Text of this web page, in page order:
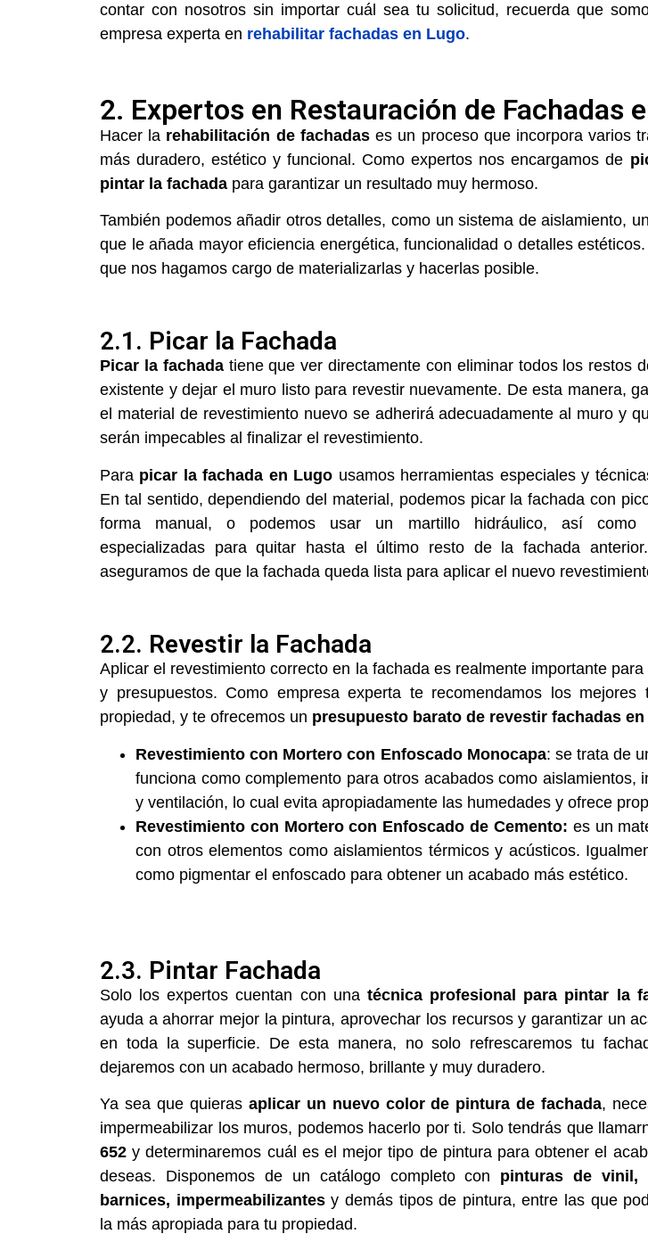
contar con nosotros sin importar cuál sea tu solicitud, recuerda que
empresa experta en rehabilitar fachadas en Lugo.
2. Expertos en Restauración de Fachadas
Hacer la rehabilitación de fachadases un proceso que incorpora varios
más duradero, estético y funcional. Como expertos nos encargamos de
pintar la fachada para garantizar un resultado muy hermoso.
También podemos añadir otros detalles, como un sistema de aislamiento,
que le añada mayor eficiencia energética, funcionalidad o detalles
que nos hagamos cargo de materializarlas y hacerlas posible.
2.1. Picar la Fachada
Picar la fachadatiene que ver directamente con eliminar todos los restos
existente y dejar el muro listo para revestir nuevamente. De esta manera,
el material de revestimiento nuevo se adherirá adecuadamente al muro y
serán impecables al finalizar el revestimiento.
Para picar la fachada en Lugo usamos herramientas especiales y
En tal sentido, dependiendo del material, podemos picar la fachada con
forma manual, o podemos usar un martillo hidráulico, así como
especializadas para quitar hasta el último resto de la fachada
aseguramos de que la fachada queda lista para aplicar el nuevo
2.2. Revestir la Fachada
Aplicar el revestimiento correcto en la fachada es realmente importante
y presupuestos. Como empresa experta te recomendamos los
propiedad, y te ofrecemos un presupuesto barato de revestir fachadas
Revestimiento con Mortero con Enfoscado Monocapa: se trata de
funciona como complemento para otros acabados como
y ventilación, lo cual evita apropiadamente las humedades y ofrece
Revestimiento con Mortero con Enfoscado de Cemento: es un
con otros elementos como aislamientos térmicos y acústicos.
como pigmentar el enfoscado para obtener un acabado más estético.
2.3. Pintar Fachada
Solo los expertos cuentan con unatécnica profesional para pintar la
ayuda a ahorrar mejor la pintura, aprovechar los recursos y garantizar un
en toda la superficie. De esta manera, no solo refrescaremos tu
dejaremos con un acabado hermoso, brillante y muy duradero.
Ya sea que quierasaplicar un nuevo color de pintura de fachada,
impermeabilizar los muros, podemos hacerlo por ti. Solo tendrás que
652 y determinaremos cuál es el mejor tipo de pintura para obtener el
deseas. Disponemos de un catálogo completo con pinturas de vinil,
barnices, impermeabilizantesy demás tipos de pintura, entre las que
la más apropiada para tu propiedad.